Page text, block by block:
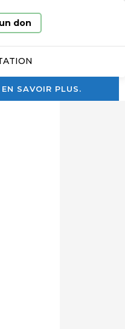
SAVOIR PLUS.
don
FACEBOOK
SUR